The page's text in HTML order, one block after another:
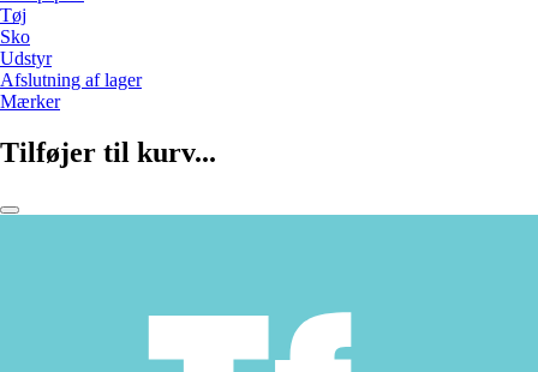
Tøj
Sko
Udstyr
Afslutning af lager
Mærker
Tilføjer til kurv...